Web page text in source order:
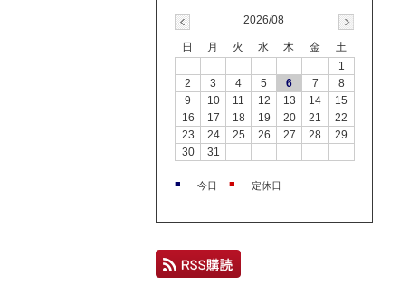
2026/08
日 月 火 水 木 金
土
1
2
3 4 5 6 7
8
9
10 11 12 13 14
15
16
17 18 19 20 21
22
23
24 25 26 27 28
29
30
31
■ 今日 ■ 定休日